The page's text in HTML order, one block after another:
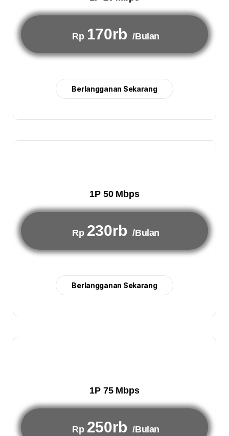
Rp 170rb /Bulan
Berlangganan Sekarang
1P 50 Mbps
Rp 230rb /Bulan
Berlangganan Sekarang
1P 75 Mbps
Rp 250rb /Bulan